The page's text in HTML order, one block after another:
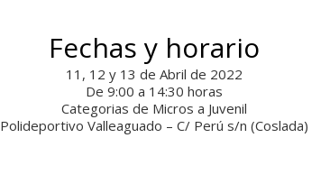
Fechas y horario
11, 12 y 13 de Abril de 2022
De 9:00 a 14:30 horas
Categorias de Micros a Juvenil
Polideportivo Valleaguado – C/ Perú s/n (Coslada)